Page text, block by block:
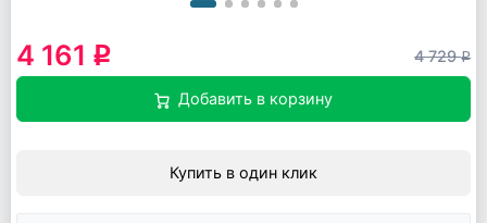
4 161 q 4 729q
Добавить в корзину
Купить в один клик